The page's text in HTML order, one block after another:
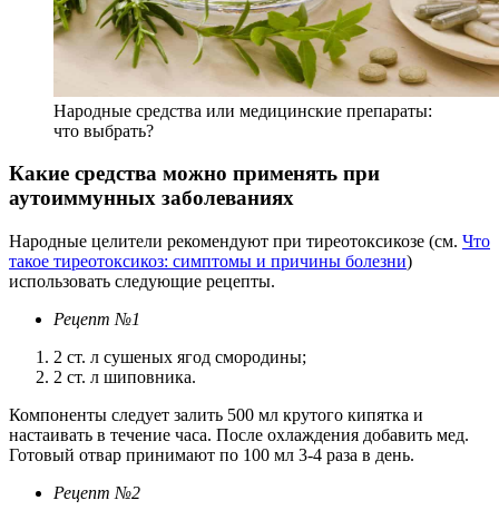
Народные средства или медицинские препараты:
что выбрать?
Какие средства можно применять при
аутоиммунных заболеваниях
Народные целители рекомендуют при тиреотоксикозе (см. Что
такое тиреотоксикоз: симптомы и причины болезни)
использовать следующие рецепты.
Рецепт №1
2 ст. л сушеных ягод смородины;
2 ст. л шиповника.
Компоненты следует залить 500 мл крутого кипятка и
настаивать в течение часа. После охлаждения добавить мед.
Готовый отвар принимают по 100 мл 3-4 раза в день.
Рецепт №2